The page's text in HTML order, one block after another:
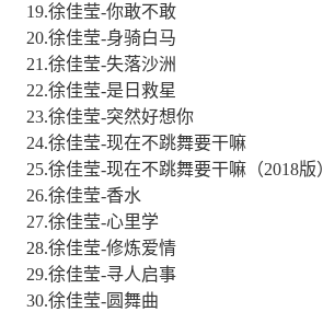
19.徐佳莹-你敢不敢
20.徐佳莹-身骑白马
21.徐佳莹-失落沙洲
22.徐佳莹-是日救星
23.徐佳莹-突然好想你
24.徐佳莹-现在不跳舞要干嘛
25.徐佳莹-现在不跳舞要干嘛（2018版
26.徐佳莹-香水
27.徐佳莹-心里学
28.徐佳莹-修炼爱情
29.徐佳莹-寻人启事
30.徐佳莹-圆舞曲